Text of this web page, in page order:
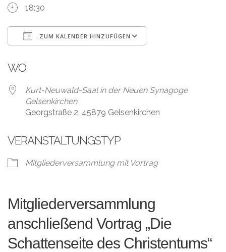
18:30
ZUM KALENDER HINZUFÜGEN
WO
Kurt-Neuwald-Saal in der Neuen Synagoge
Gelsenkirchen
Georgstraße 2, 45879 Gelsenkirchen
VERANSTALTUNGSTYP
Mitgliederversammlung mit Vortrag
Mitgliederversammlung
anschließend Vortrag „Die
Schattenseite des Christentums“